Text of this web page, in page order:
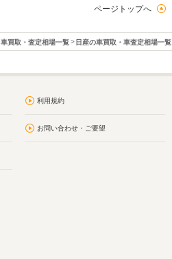
ページトップへ
車買取・査定相場一覧 日産の車買取・車査定相場一覧
利用規約
お問い合わせ・ご要望